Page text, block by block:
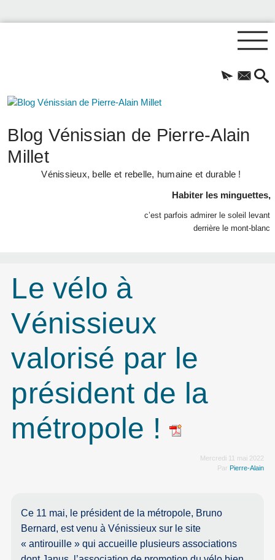
Blog Vénissian de Pierre-Alain
Millet
Vénissieux, belle et rebelle, humaine et durable !
Habiter les minguettes,
c’est parfois admirer le soleil levant
derrière le mont-blanc
Le vélo à
Vénissieux
valorisé par le
président de la
métropole !
Mercredi 11 mai 2022
Par Pierre-Alain
Ce 11 mai, le président de la métropole, Bruno
Bernard, est venu à Vénissieux sur le site
« antirouille » qui accueille plusieurs associations